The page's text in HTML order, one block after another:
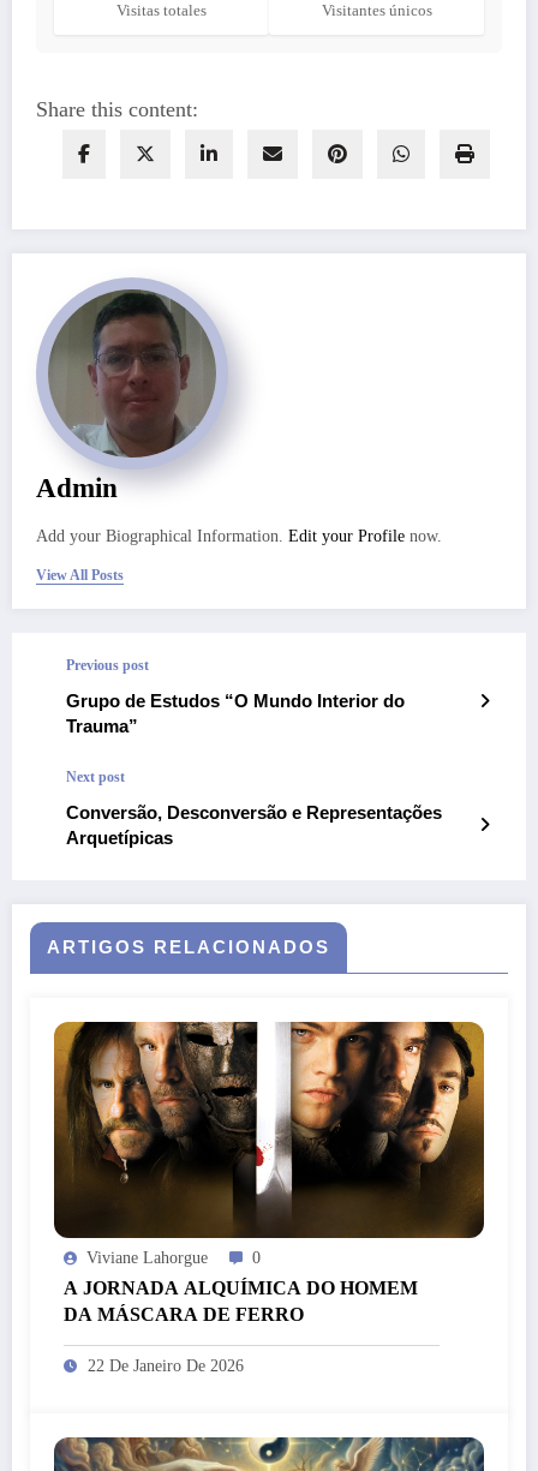
Visitas totales Visitantes únicos
Share this content:
Admin
Add your Biographical Information. Edit your Profile now.
View All Posts
Previous post
Grupo de Estudos “O Mundo Interior do
Trauma”
Next post
Conversão, Desconversão e Representações
Arquetípicas
ARTIGOS RELACIONADOS
Viviane Lahorgue 0
A JORNADA ALQUÍMICA DO HOMEM
DA MÁSCARA DE FERRO
22 De Janeiro De 2026